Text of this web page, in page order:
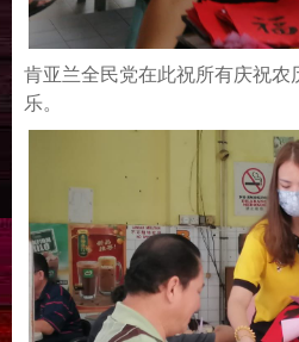
肯亚兰全民党在此祝所有庆祝农
乐。